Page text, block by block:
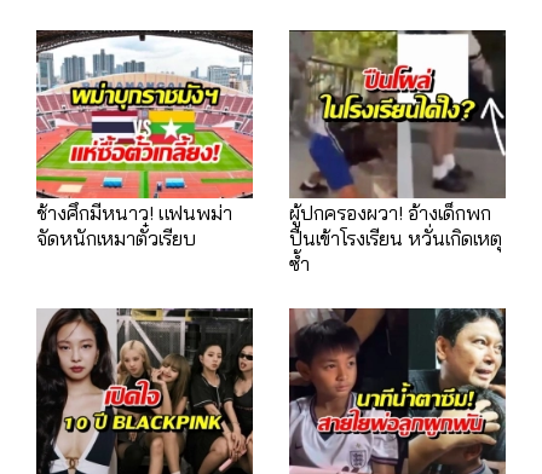
ช้างศึกมีหนาว! แฟนพม่า
จัดหนักเหมาตั๋วเรียบ
ผู้ปกครองผวา! อ้างเด็กพก
ปืนเข้าโรงเรียน หวั่นเกิดเหตุ
ซ้ำ